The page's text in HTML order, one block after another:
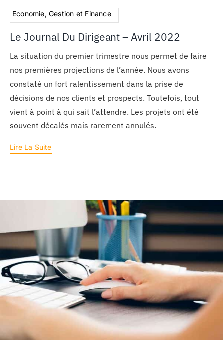
Economie, Gestion et Finance
Le Journal Du Dirigeant – Avril 2022
La situation du premier trimestre nous permet de faire
nos premières projections de l’année. Nous avons
constaté un fort ralentissement dans la prise de
décisions de nos clients et prospects. Toutefois, tout
vient à point à qui sait l’attendre. Les projets ont été
souvent décalés mais rarement annulés.
Lire La Suite